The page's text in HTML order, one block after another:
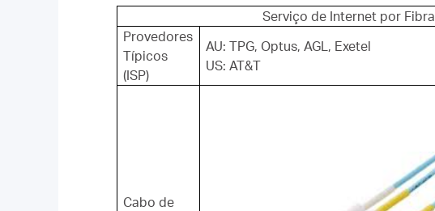
Serviço de Internet por Fibra
Provedores
Típicos
(ISP)
AU: TPG, Optus, AGL, Exetel
US: AT&T
Cabo de